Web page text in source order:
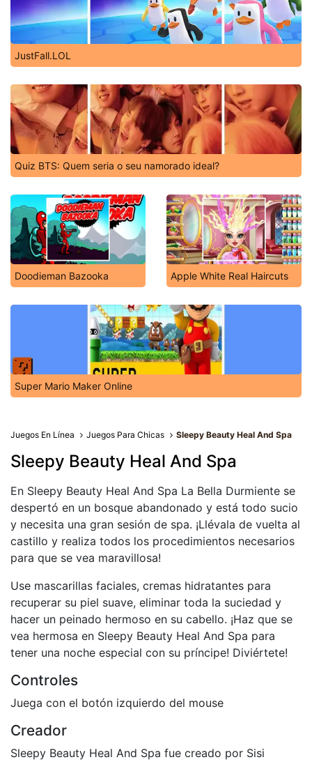
JustFall.LOL
Quiz BTS: Quem seria o seu namorado ideal?
Doodieman Bazooka Apple White Real Haircuts
Super Mario Maker Online
Juegos En Línea Juegos Para Chicas Sleepy Beauty Heal And Spa
Sleepy Beauty Heal And Spa
En Sleepy Beauty Heal And Spa La Bella Durmiente se
despertó en un bosque abandonado y está todo sucio
y necesita una gran sesión de spa. ¡Llévala de vuelta al
castillo y realiza todos los procedimientos necesarios
para que se vea maravillosa!
Use mascarillas faciales, cremas hidratantes para
recuperar su piel suave, eliminar toda la suciedad y
hacer un peinado hermoso en su cabello. ¡Haz que se
vea hermosa en Sleepy Beauty Heal And Spa para
tener una noche especial con su príncipe! Diviértete!
Controles
Juega con el botón izquierdo del mouse
Creador
Sleepy Beauty Heal And Spa fue creado por Sisi